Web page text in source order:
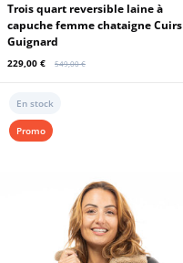
Trois quart reversible laine à
capuche femme chataigne Cuirs
Guignard
229,00 € 549,00 €
En stock
Promo